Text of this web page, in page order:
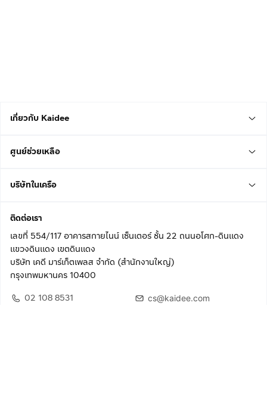
เกี่ยวกับ Kaidee
ศูนย์ช่วยเหลือ
บริษัทในเครือ
ติดต่อเรา
เลขที่ 554/117 อาคารสกายไนน์ เซ็นเตอร์ ชั้น 22 ถนนอโศก-ดินแดง
แขวงดินแดง เขตดินแดง
บริษัท เคดี มาร์เก็ตเพลส จำกัด (สำนักงานใหญ่)
กรุงเทพมหานคร 10400
02 108 8531
cs@kaidee.com